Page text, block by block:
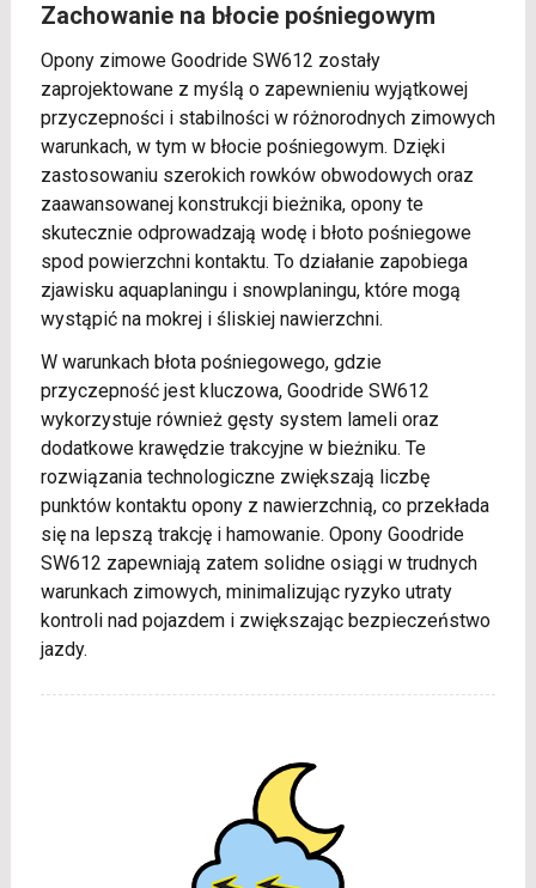
Zachowanie na błocie pośniegowym
Opony zimowe Goodride SW612 zostały
zaprojektowane z myślą o zapewnieniu wyjątkowej
przyczepności i stabilności w różnorodnych zimowych
warunkach, w tym w błocie pośniegowym. Dzięki
zastosowaniu szerokich rowków obwodowych oraz
zaawansowanej konstrukcji bieżnika, opony te
skutecznie odprowadzają wodę i błoto pośniegowe
spod powierzchni kontaktu. To działanie zapobiega
zjawisku aquaplaningu i snowplaningu, które mogą
wystąpić na mokrej i śliskiej nawierzchni.
W warunkach błota pośniegowego, gdzie
przyczepność jest kluczowa, Goodride SW612
wykorzystuje również gęsty system lameli oraz
dodatkowe krawędzie trakcyjne w bieżniku. Te
rozwiązania technologiczne zwiększają liczbę
punktów kontaktu opony z nawierzchnią, co przekłada
się na lepszą trakcję i hamowanie. Opony Goodride
SW612 zapewniają zatem solidne osiągi w trudnych
warunkach zimowych, minimalizując ryzyko utraty
kontroli nad pojazdem i zwiększając bezpieczeństwo
jazdy.